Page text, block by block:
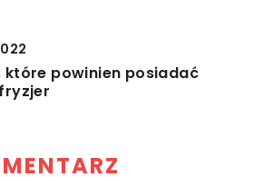
które powinien posiadać